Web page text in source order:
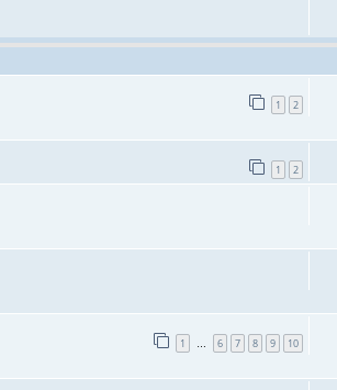
1 2
1 2
1 … 6 7 8 9 10